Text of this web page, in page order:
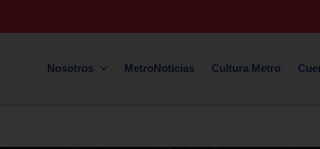
Nosotros MetroNoticias Cultura Metro